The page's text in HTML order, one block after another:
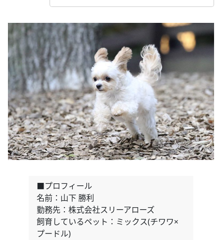
■プロフィール
名前：山下 勝利
勤務先：株式会社スリーアローズ
飼育しているペット：ミックス(チワワ×
プードル)